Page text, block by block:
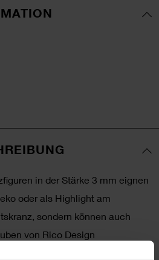
in der Stärke 3 mm eignen
oder als Highlight am
sondern können auch
von Rico Design